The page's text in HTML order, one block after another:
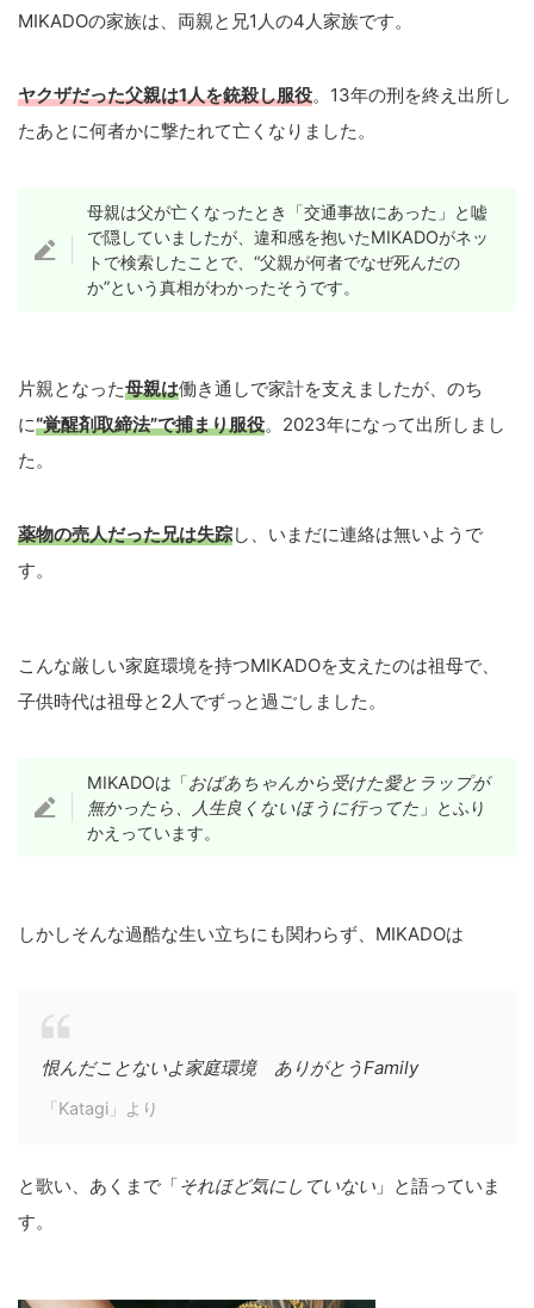
MIKADOの家族は、両親と兄1人の4人家族です。
ヤクザだった父親は1人を銃殺し服役。13年の刑を終え出所し
たあとに何者かに撃たれて亡くなりました。
母親は父が亡くなったとき「交通事故にあった」と嘘
で隠していましたが、違和感を抱いたMIKADOがネッ
トで検索したことで、“父親が何者でなぜ死んだの
か”という真相がわかったそうです。
片親となった母親は働き通しで家計を支えましたが、のち
に“覚醒剤取締法”で捕まり服役。2023年になって出所しまし
た。
薬物の売人だった兄は失踪し、いまだに連絡は無いようで
す。
こんな厳しい家庭環境を持つMIKADOを支えたのは祖母で、
子供時代は祖母と2人でずっと過ごしました。
MIKADOは「おばあちゃんから受けた愛とラップが
無かったら、人生良くないほうに行ってた 」とふり
かえっています。
しかしそんな過酷な生い立ちにも関わらず、MIKADOは
恨んだことないよ家庭環境 ありがとうFamily
「Katagi」より
と歌い、あくまで「それほど気にしていない 」と語っていま
す。